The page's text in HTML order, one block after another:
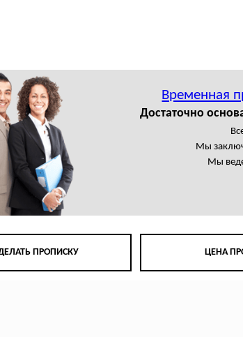
Временная
Достаточно
Мы
Мы
ПРОПИСКУ ЦЕНА